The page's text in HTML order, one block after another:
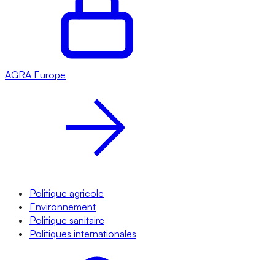
AGRA Europe
Politique agricole
Environnement
Politique sanitaire
Politiques internationales